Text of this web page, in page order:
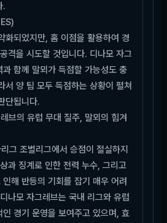
.
화되었지만, 홈 이점을 활용하여 경
격을 시도할 것입니다. 디나모 자그
과 함께 말뫼가 득점할 가능성도 충
서 양 팀 모두 득점하는 상황이 펼쳐
단됩니다.
브의 유럽 무대 질주, 말뫼의 힘겨
그 조별리그에서 승점이 절실하지
과 징계로 인한 전력 누수, 그리고
해 반등의 기회를 잡기 매우 어려
나모 자그레브는 국내 리그와 유럽
경기 운영을 보여주고 있으며, 효